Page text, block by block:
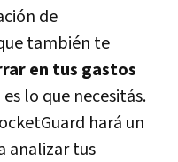
de
también te
en tus gastos
lo que necesitás.
hará un
analizar tus